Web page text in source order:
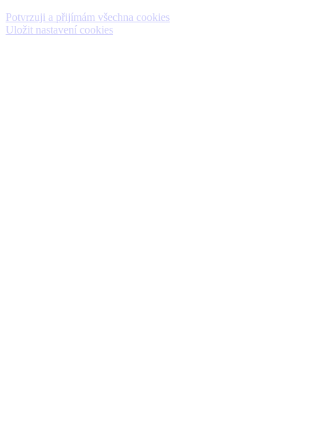
Potvrzuji a přijímám všechna cookies
Uložit nastavení cookies